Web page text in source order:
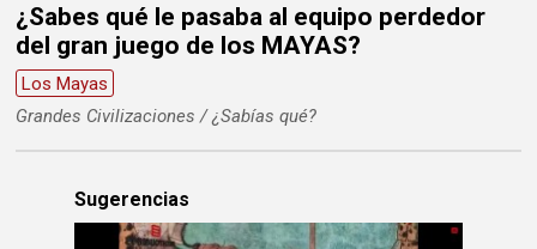
¿Sabes qué le pasaba al equipo perdedor
del gran juego de los MAYAS?
Los Mayas
Grandes Civilizaciones / ¿Sabías qué?
Sugerencias